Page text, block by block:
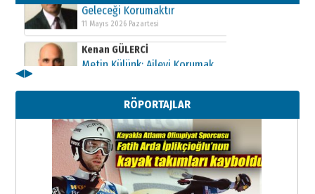
Kenan GÜLERCİ
Metin Külünk: Aileyi Korumak
Geleceği Korumaktır
11 Mayıs 2026 Pazartesi
◀▶
RÖPORTAJLAR